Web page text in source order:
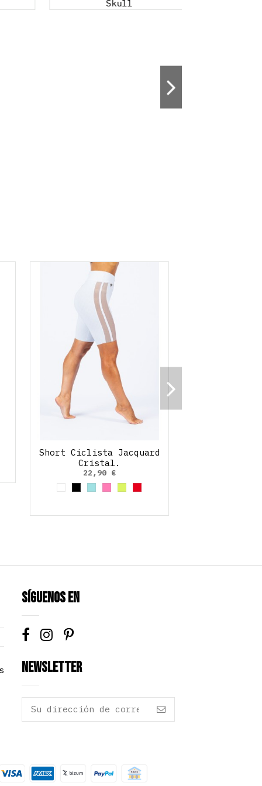
Short Ciclista Jacquard
Cristal.
22,90 €
Blanco
NegroAzul cielo
Rosa claro
Amarillo Neon
Rojo
Síguenos en
Newsletter